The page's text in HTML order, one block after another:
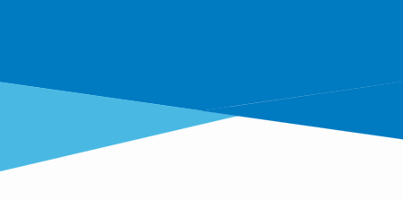
Zelsius C5 IUF B.One garante custo-benefício e
eficiência ecológica no registro de dados de consumo.
O Zelsius C5 IUF B.One fornece transferência de dados
de forma confiável e rápida em todos os casos, seja